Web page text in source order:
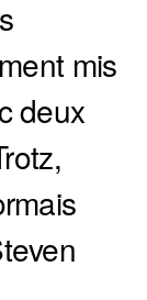
mis
deux